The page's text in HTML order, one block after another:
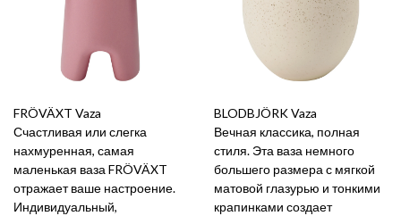
FRÖVÄXT Vaza
Счастливая или слегка
нахмуренная, самая
маленькая ваза FRÖVÄXT
отражает ваше настроение.
Индивидуальный,
BLODBJÖRK Vaza
Вечная классика, полная
стиля. Эта ваза немного
большего размера с мягкой
матовой глазурью и тонкими
крапинками создает